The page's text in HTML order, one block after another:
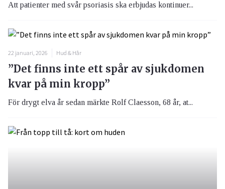
Att patienter med svår psoriasis ska erbjudas kontinuer...
22 januari, 2026 Hud & Hår
”Det finns inte ett spår av sjukdomen
kvar på min kropp”
För drygt elva år sedan märkte Rolf Claesson, 68 år, at...